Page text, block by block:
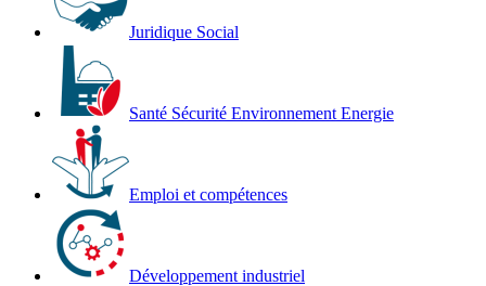
Juridique Social
Santé Sécurité Environnement Energie
Emploi et compétences
Développement industriel